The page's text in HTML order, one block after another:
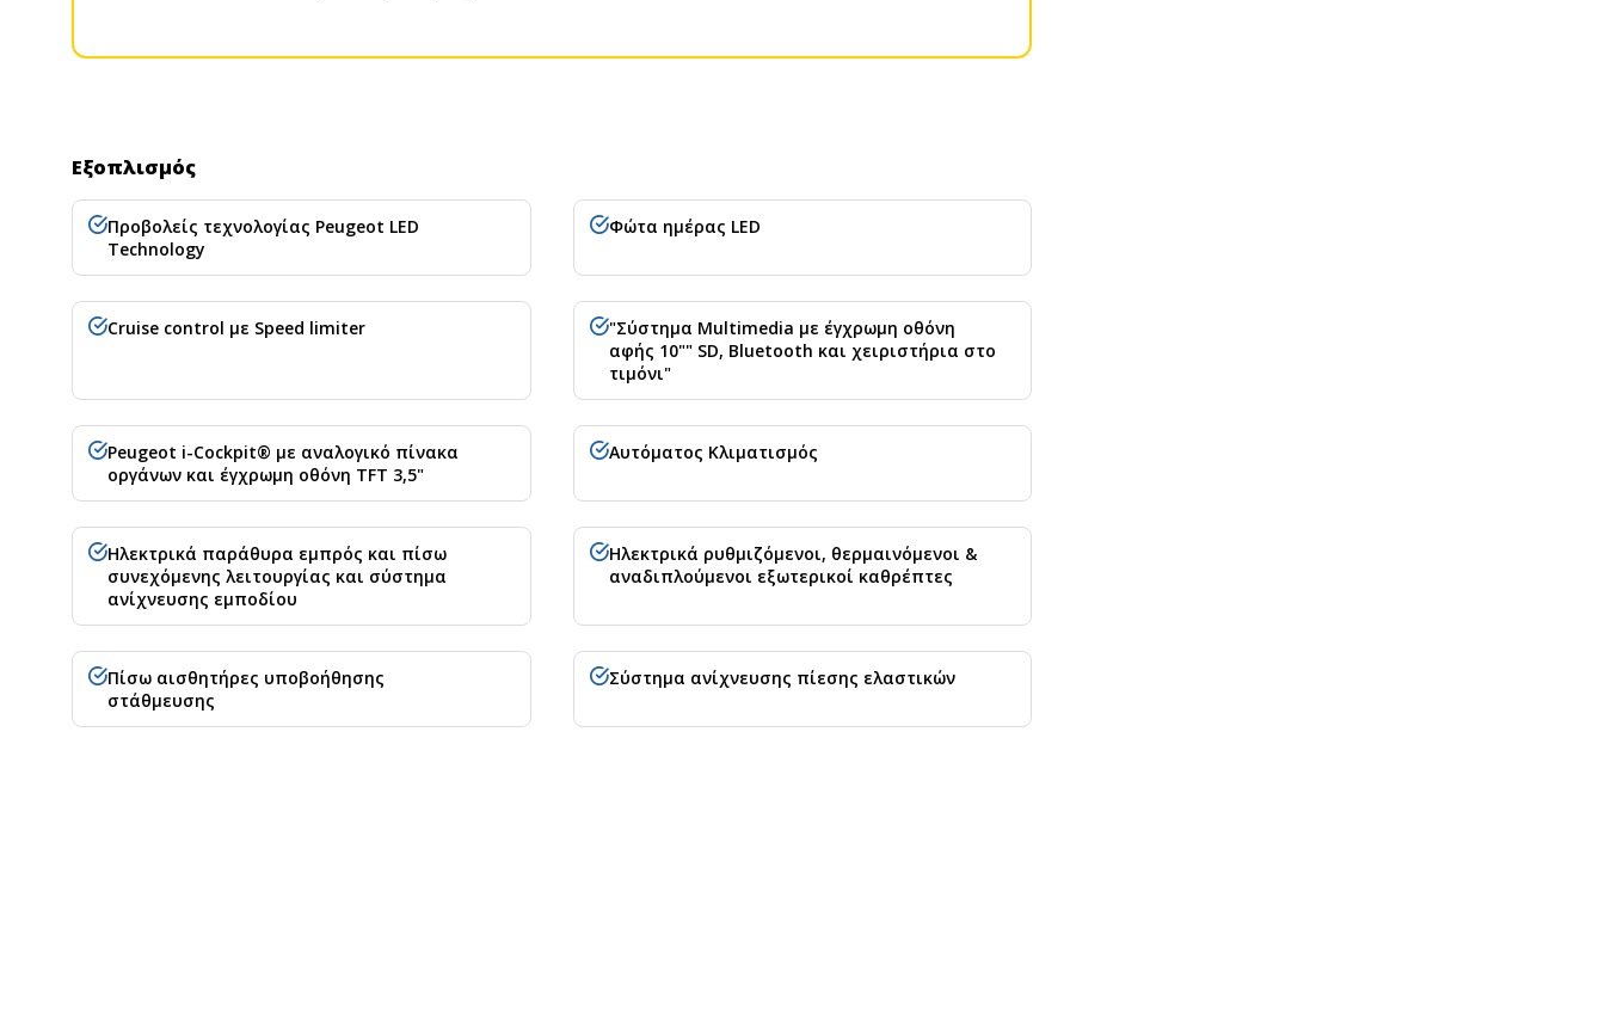
Εξοπλισμός
Προβολείς τεχνολογίας Peugeot LED
Technology
Φώτα ημέρας LED
Cruise control με Speed limiter
"Σύστημα Multimedia με έγχρωμη οθόνη
αφής 10"" SD, Bluetooth και χειριστήρια στο
τιμόνι"
Peugeot i-Cockpit® με αναλογικό πίνακα
οργάνων και έγχρωμη οθόνη TFT 3,5"
Αυτόματος Κλιματισμός
Ηλεκτρικά παράθυρα εμπρός και πίσω
συνεχόμενης λειτουργίας και σύστημα
ανίχνευσης εμποδίου
Ηλεκτρικά ρυθμιζόμενοι, θερμαινόμενοι &
αναδιπλούμενοι εξωτερικοί καθρέπτες
Πίσω αισθητήρες υποβοήθησης
στάθμευσης
Σύστημα ανίχνευσης πίεσης ελαστικών